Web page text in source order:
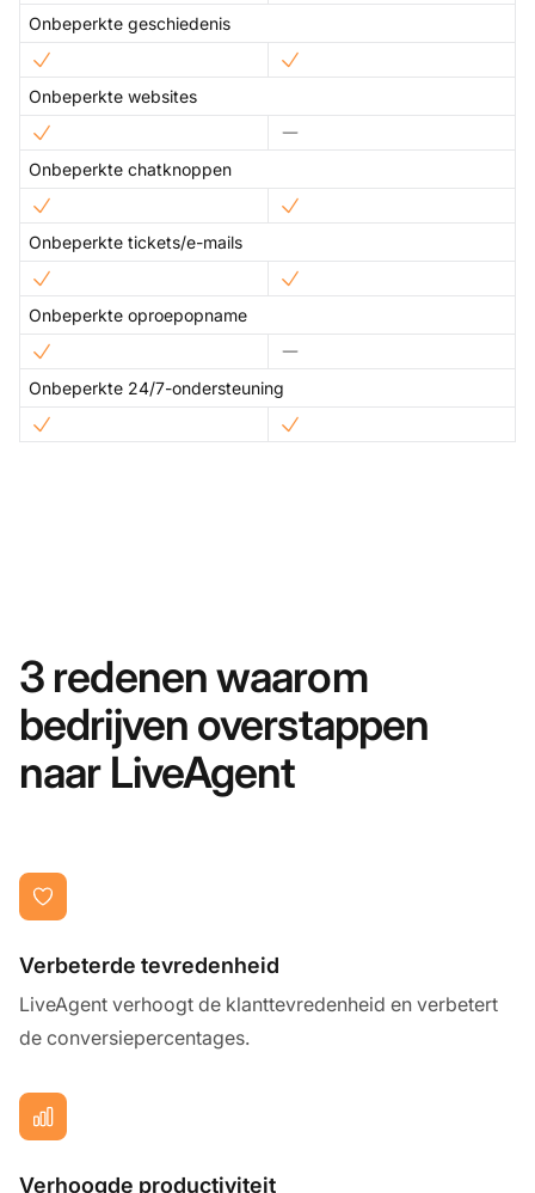
Onbeperkte geschiedenis
Onbeperkte websites
Onbeperkte chatknoppen
Onbeperkte tickets/e-mails
Onbeperkte oproepopname
Onbeperkte 24/7-ondersteuning
3 redenen waarom
bedrijven overstappen
naar LiveAgent
Verbeterde tevredenheid
LiveAgent verhoogt de klanttevredenheid en verbetert
de conversiepercentages.
Verhoogde productiviteit